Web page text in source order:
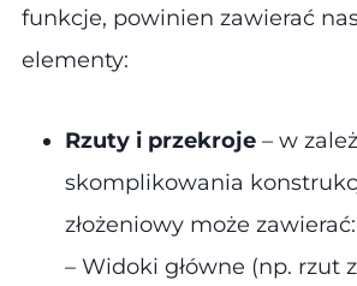
funkcje, powinien zawierać
elementy​:
Rzuty i przekroje – w
skomplikowania
złożeniowy może zawierać:
– Widoki główne (np. rzut